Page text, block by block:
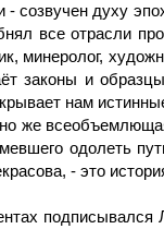
- созвучен духу
все отрасли
минеролог,
законы и
нам
же
одолеть
- это
подписывался